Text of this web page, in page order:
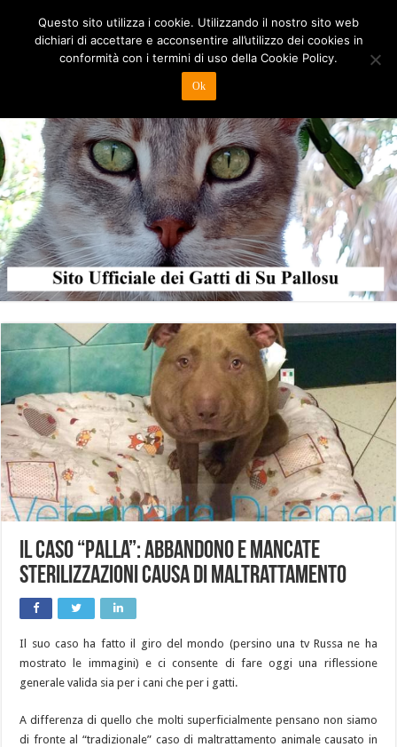
Il caso “Palla”: abbandono e mancate
sterilizzazioni causa di maltrattamento
Il suo caso ha fatto il giro del mondo (persino una tv Russa ne ha
mostrato le immagini) e ci consente di fare oggi una riflessione
generale valida sia per i cani che per i gatti.
A differenza di quello che molti superficialmente pensano non siamo
di fronte al “tradizionale” caso di maltrattamento animale causato in
Questo sito utilizza i cookie. Utilizzando il nostro sito web
dichiari di accettare e acconsentire all’utilizzo dei cookies in
conformità con i termini di uso della Cookie Policy.
Ok